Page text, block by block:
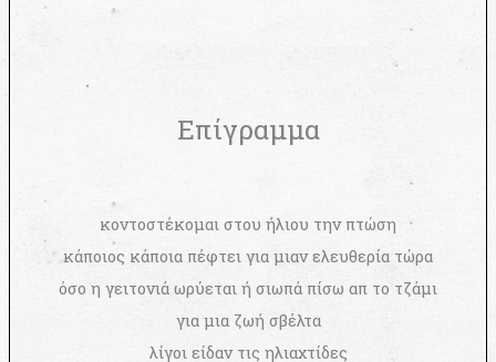
Επίγραμμα
κοντοστέκομαι στου ήλιου την πτώση
κάποιος κάποια πέφτει για μιαν ελευθερία τώρα
όσο η γειτονιά ωρύεται ή σιωπά πίσω απ το τζάμι
για μια ζωή σβέλτα
λίγοι είδαν τις ηλιαχτίδες